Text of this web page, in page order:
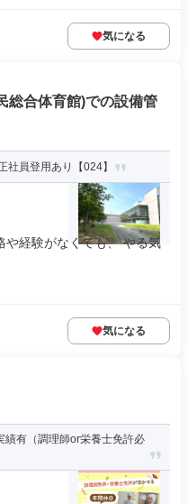
気になる
総合体育館)での設備管
社員登用あり【024】
や経験がなくても、 やる気
気になる
績有（調理師or栄養士免許必